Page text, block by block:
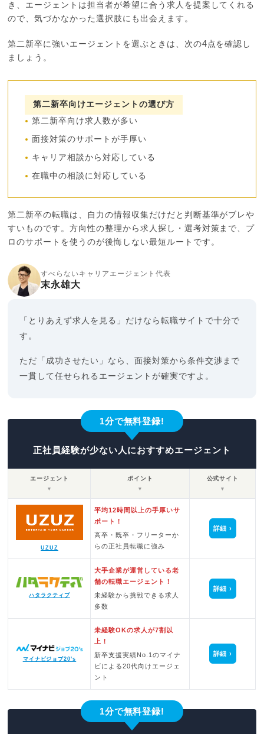
き、エージェントは担当者が希望に合う求人を提案してくれる
ので、気づかなかった選択肢にも出会えます。
第二新卒に強いエージェントを選ぶときは、次の4点を確認し
ましょう。
第二新卒向けエージェントの選び方
第二新卒向け求人数が多い
面接対策のサポートが手厚い
キャリア相談から対応している
在職中の相談に対応している
第二新卒の転職は、自力の情報収集だけだと判断基準がブレや
すいものです。方向性の整理から求人探し・選考対策まで、プ
ロのサポートを使うのが後悔しない最短ルートです。
すべらないキャリアエージェント代表
末永雄大
「とりあえず求人を見る」だけなら転職サイトで十分で
す。
ただ「成功させたい」なら、面接対策から条件交渉まで
一貫して任せられるエージェントが確実ですよ。
1分で無料登録!
正社員経験が少ない人におすすめエージェント
エージェント
▼
ポイント
▼
公式サイト
▼
UZUZ
平均12時間以上の手厚いサ
ポート！
高卒・既卒・フリーターか
らの正社員転職に強み
詳細
ハタラクティブ
大手企業が運営している老
舗の転職エージェント！
未経験から挑戦できる求人
多数
詳細
マイナビジョブ20's
未経験OKの求人が7割以
上！
新卒支援実績No.1のマイナ
ビによる20代向けエージェ
ント
詳細
1分で無料登録!